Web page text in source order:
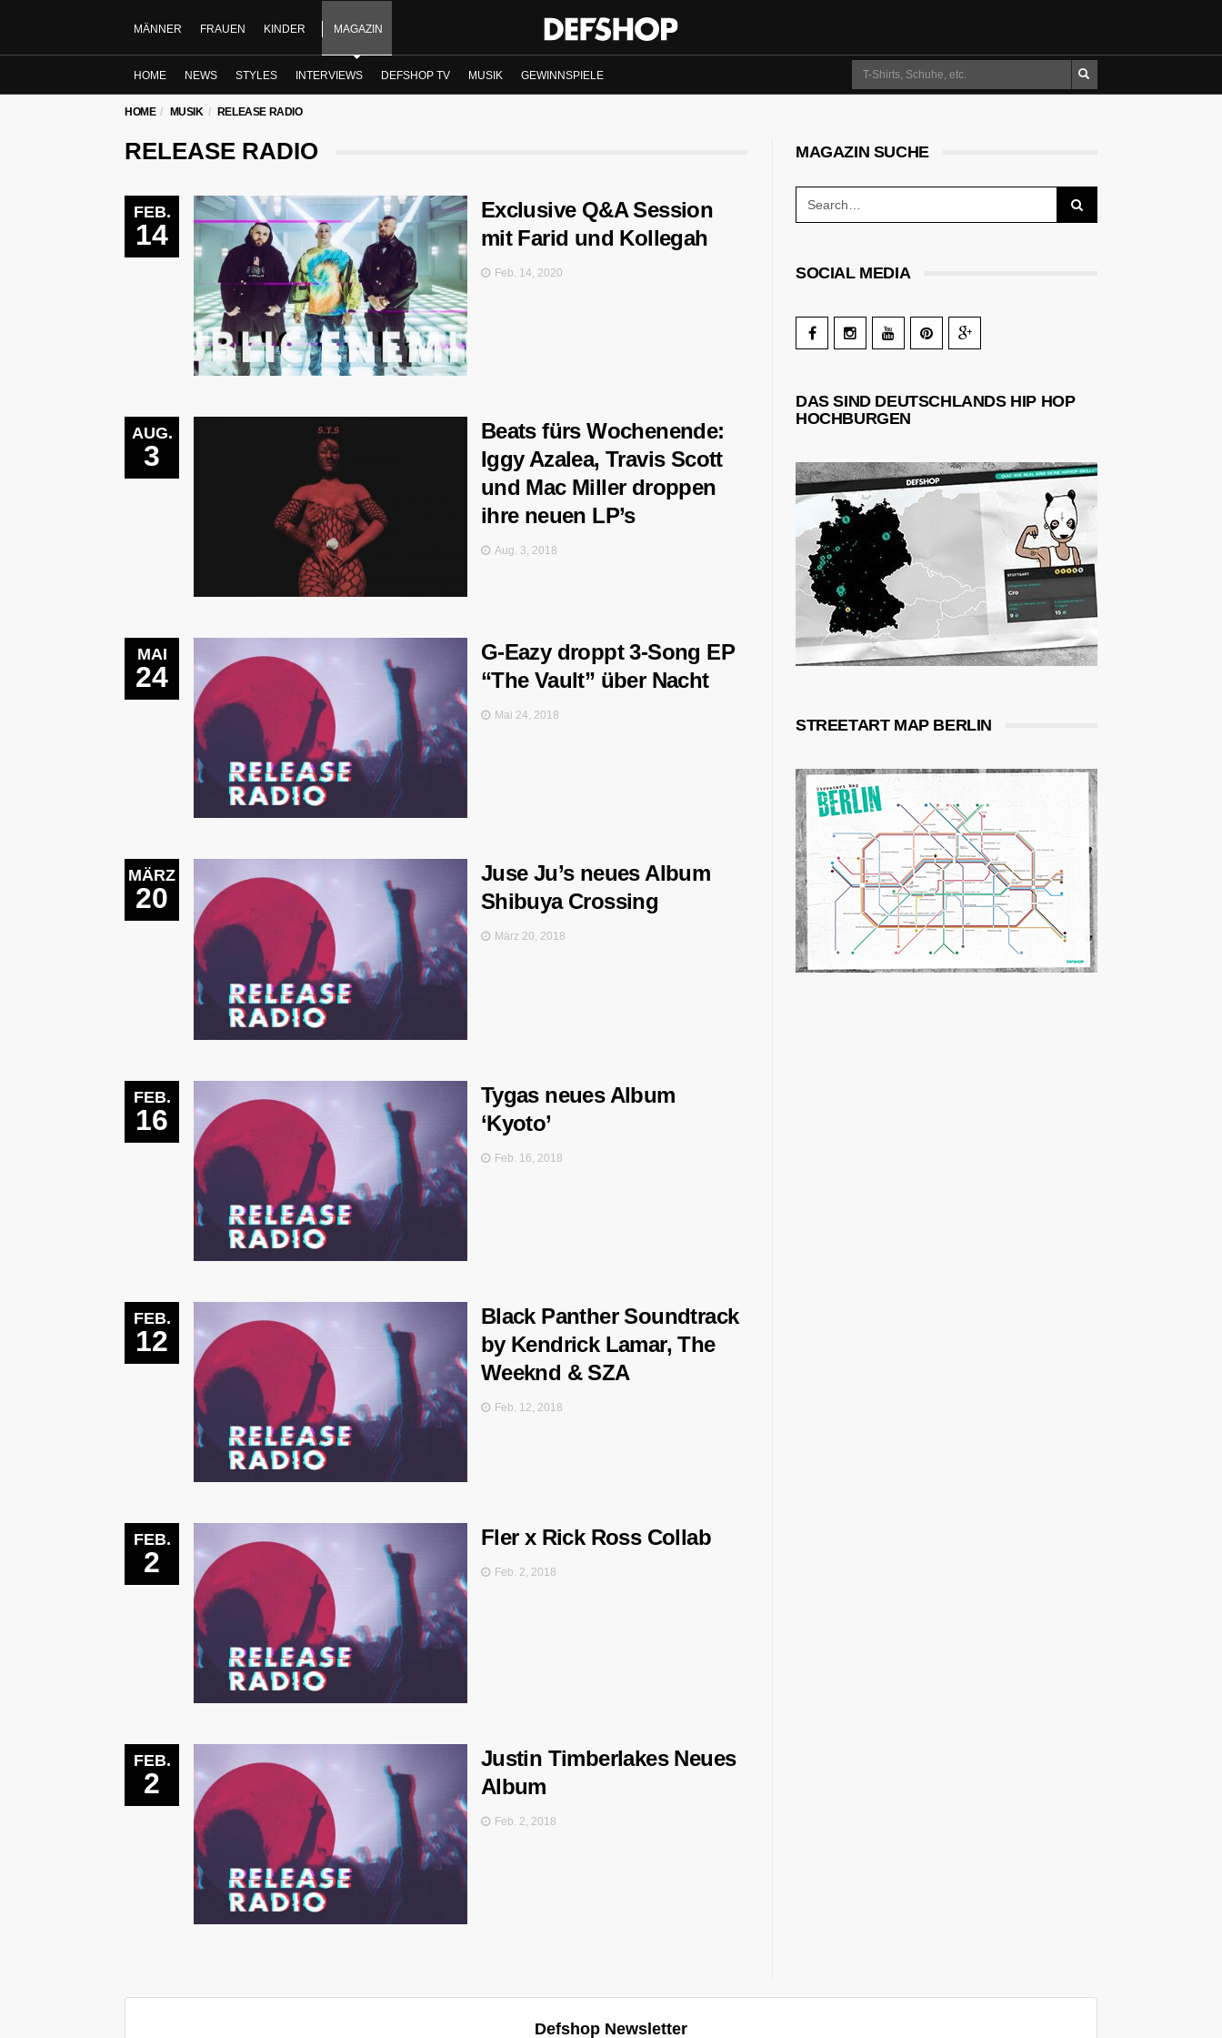
MÄNNER FRAUEN KINDER MAGAZIN
HOME NEWS STYLES INTERVIEWS DEFSHOP TV MUSIK GEWINNSPIELE
HOME MUSIK RELEASE RADIO
RELEASE RADIO
FEB.
14
Exclusive Q&A Session
mit Farid und Kollegah
Feb. 14, 2020
AUG.
3
Beats fürs Wochenende:
Iggy Azalea, Travis Scott
und Mac Miller droppen
ihre neuen LP’s
Aug. 3, 2018
MAI
24
G-Eazy droppt 3-Song EP
“The Vault” über Nacht
Mai 24, 2018
MÄRZ
20
Juse Ju’s neues Album
Shibuya Crossing
März 20, 2018
FEB.
16
Tygas neues Album
‘Kyoto’
Feb. 16, 2018
FEB.
12
Black Panther Soundtrack
by Kendrick Lamar, The
Weeknd & SZA
Feb. 12, 2018
FEB.
2
Fler x Rick Ross Collab
Feb. 2, 2018
FEB.
2
Justin Timberlakes Neues
Album
Feb. 2, 2018
MAGAZIN SUCHE
SOCIAL MEDIA
DAS SIND DEUTSCHLANDS HIP HOP
HOCHBURGEN
STREETART MAP BERLIN
Defshop Newsletter